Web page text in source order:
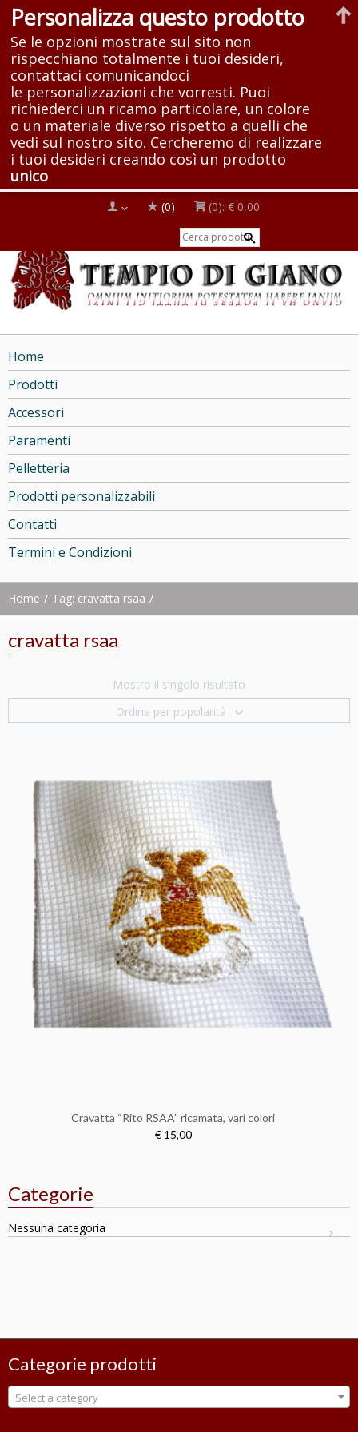
(0) (0): € 0,00
Home
Prodotti
Accessori
Paramenti
Pelletteria
Prodotti personalizzabili
Contatti
Termini e Condizioni
Home Tag: cravatta rsaa
cravatta rsaa
Mostro il singolo risultato
Ordina per popolarità
Cravatta “Rito RSAA” ricamata, vari colori
€ 15,00
Categorie
Nessuna categoria
Categorie prodotti
Select a category
Personalizza questo prodotto
Se le opzioni mostrate sul sito non
rispecchiano totalmente i tuoi desideri,
contattaci comunicandoci
le personalizzazioni che vorresti. Puoi
richiederci un ricamo particolare, un colore
o un materiale diverso rispetto a quelli che
vedi sul nostro sito. Cercheremo di realizzare
i tuoi desideri creando così un prodotto
unico